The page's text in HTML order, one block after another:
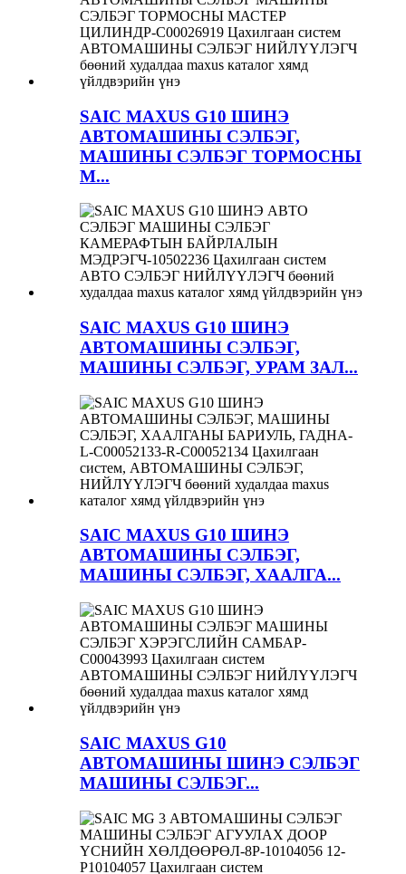
SAIC MAXUS G10 ШИНЭ
АВТОМАШИНЫ СЭЛБЭГ,
МАШИНЫ СЭЛБЭГ ТОРМОСНЫ
М...
SAIC MAXUS G10 ШИНЭ
АВТОМАШИНЫ СЭЛБЭГ,
МАШИНЫ СЭЛБЭГ, УРАМ ЗАЛ...
SAIC MAXUS G10 ШИНЭ
АВТОМАШИНЫ СЭЛБЭГ,
МАШИНЫ СЭЛБЭГ, ХААЛГА...
SAIC MAXUS G10
АВТОМАШИНЫ ШИНЭ СЭЛБЭГ
МАШИНЫ СЭЛБЭГ...